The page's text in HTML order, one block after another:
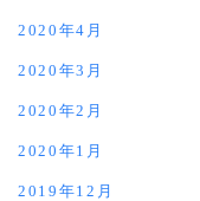
2020年4月
2020年3月
2020年2月
2020年1月
2019年12月